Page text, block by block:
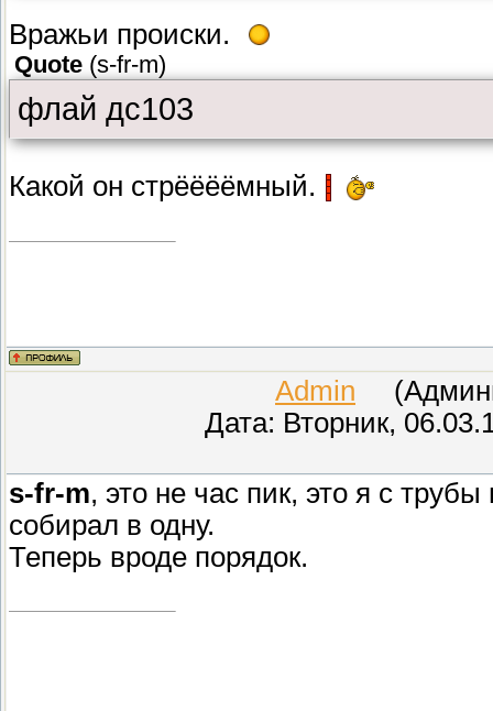
Вражьи происки.
Quote (s-fr-m)
флай дс103
Какой он стрёёёёмный.
Admin
Дата: Вторник,
s-fr-m, это не час пик, это я с
собирал в одну.
Теперь вроде порядок.